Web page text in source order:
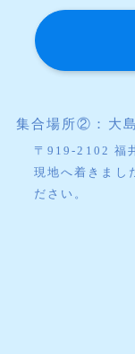
集合場所②：大
〒919-2102 福
現地へ着きまし
ださい。